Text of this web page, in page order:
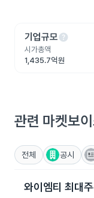
기업규모help
시가총액
1,435.7억원
관련 마켓보
전체 공시
와이엠티 최대